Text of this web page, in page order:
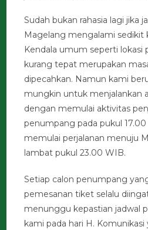
Sudah bukan rahasia lagi jika
Magelang mengalami sedikit
Kendala umum seperti lokasi
kurang tepat merupakan
dipecahkan. Namun kami
mungkin untuk menjalankan
dengan memulai aktivitas
penumpang pada pukul
memulai perjalanan menuju
lambat pukul 23.00 WIB.
Setiap calon penumpang
pemesanan tiket selalu
menunggu kepastian jadwal
kami pada hari H. Komunikasi